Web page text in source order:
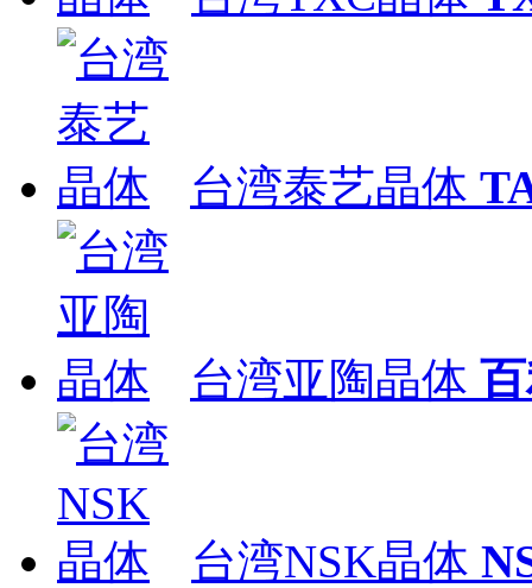
台湾泰艺晶体
台湾亚陶晶体
台湾NSK晶体